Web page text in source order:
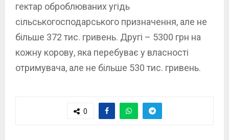
гектар оброблюваних угідь
сільськогосподарського призначення, але не
більше 372 тис. гривень. Другі – 5300 грн на
кожну корову, яка перебуває у власності
отримувача, але не більше 530 тис. гривень.
0